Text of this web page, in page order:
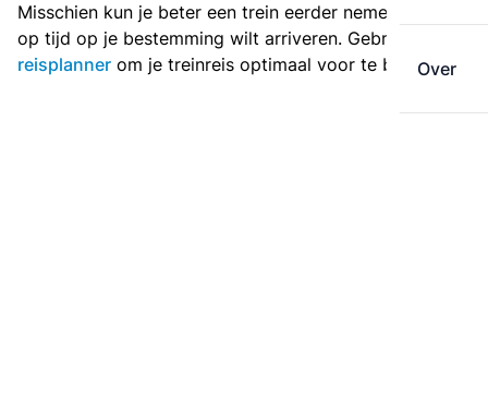
Over
Misschien kun je beter een trein eerder nemen als je
op tijd op je bestemming wilt arriveren. Gebruik de
reisplanner om je treinreis optimaal voor te bereiden.